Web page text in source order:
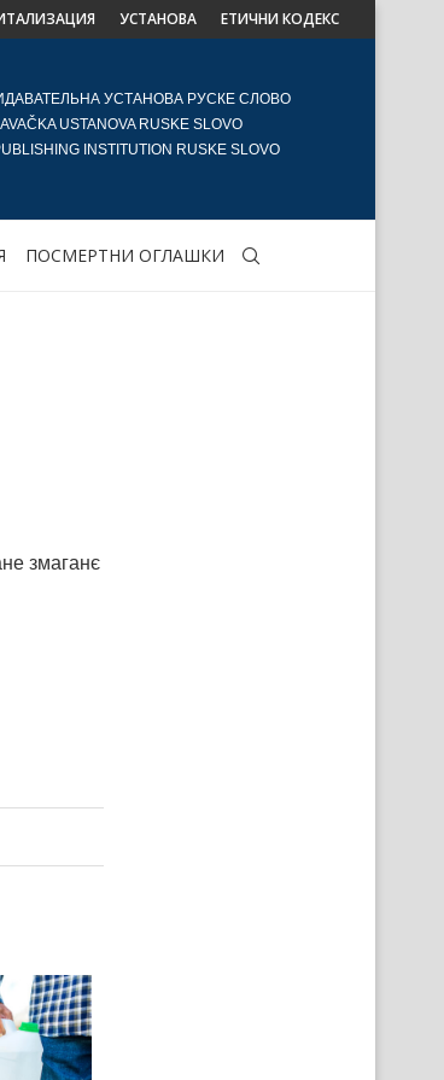
УСТАНОВА ЕТИЧНИ КОДЕКС
УСТАНОВА РУСКЕ СЛОВО
USTANOVA RUSKE SLOVO
INSTITUTION RUSKE SLOVO
ПОСМЕРТНИ ОГЛАШКИ
змаганє